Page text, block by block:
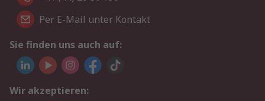
Per E-Mail unter Kontakt
Sie finden uns auch auf:
Wir akzeptieren: